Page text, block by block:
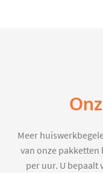
Meer
van onze pakketten
per uur. U bepaalt